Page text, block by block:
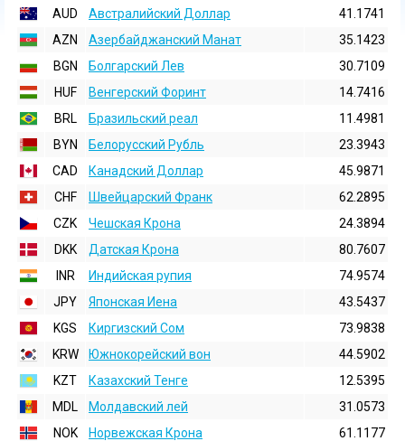
AUD
Австралийский Доллар
41.1741
AZN
Азербайджанский Манат
35.1423
BGN
Болгарский Лев
30.7109
HUF
Венгерский Форинт
14.7416
BRL
Бразильский реал
11.4981
BYN
Белорусский Рубль
23.3943
CAD
Канадский Доллар
45.9871
CHF
Швейцарский Франк
62.2895
CZK
Чешская Крона
24.3894
DKK
Датская Крона
80.7607
INR
Индийская pупия
74.9574
JPY
Японская Иена
43.5437
KGS
Киргизский Сом
73.9838
KRW
Южнокорейский вон
44.5902
KZT
Казахский Тенге
12.5395
MDL
Молдавский лей
31.0573
NOK
Норвежская Крона
61.1177